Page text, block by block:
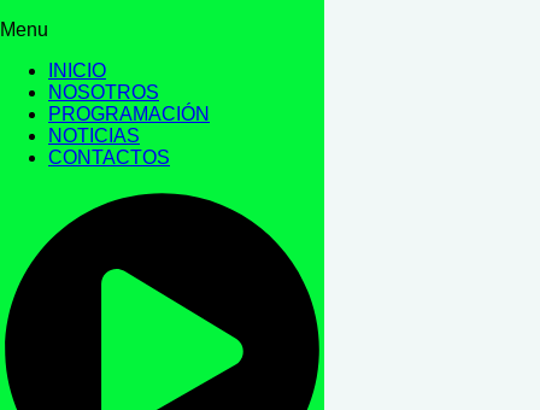
Menu
INICIO
NOSOTROS
PROGRAMACIÓN
NOTICIAS
CONTACTOS